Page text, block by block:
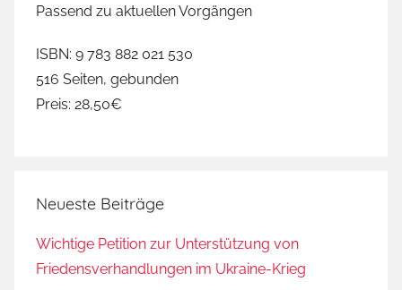
Passend zu aktuellen Vorgängen
ISBN: 9 783 882 021 530
516 Seiten, gebunden
Preis: 28,50€
Neueste Beiträge
Wichtige Petition zur Unterstützung von
Friedensverhandlungen im Ukraine-Krieg